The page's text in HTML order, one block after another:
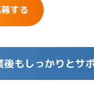
する
もしっかりとサ